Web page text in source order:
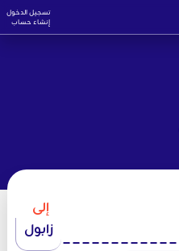
تسجيل الدخول
إنشاء حساب
إلى
زابول